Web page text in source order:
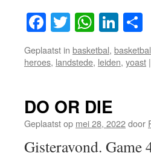
Facebook
Twitter
Geplaatst in basketbal,
heroes, landstede, leiden, yoast |
DO OR DIE
Geplaatst op mei 28, 2022door
Gisteravond. Game